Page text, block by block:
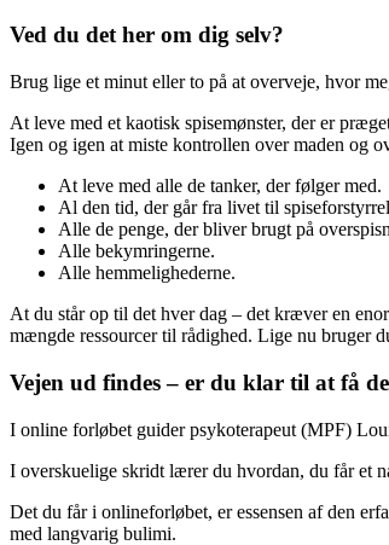
Ved du det her om dig selv?
Brug lige et minut eller to på at overveje, hvor
At leve med et kaotisk spisemønster, der er
Igen og igen at miste kontrollen over maden og
At leve med alle de tanker, der følger med.
Al den tid, der går fra livet til
Alle de penge, der bliver brugt på
Alle bekymringerne.
Alle hemmelighederne.
At du står op til det hver dag – det kræver en
mængde ressourcer til rådighed. Lige nu bruger
Vejen ud findes – er du klar til at få
I online forløbet guider psykoterapeut (MPF)
I overskuelige skridt lærer du hvordan, du får et
Det du får i onlineforløbet, er essensen af den
med langvarig bulimi.